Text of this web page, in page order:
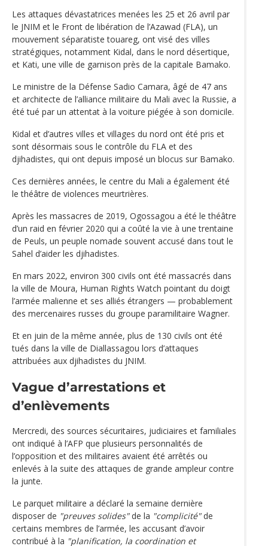
Les attaques dévastatrices menées les 25 et 26 avril par
le JNIM et le Front de libération de l’Azawad (FLA), un
mouvement séparatiste touareg, ont visé des villes
stratégiques, notamment Kidal, dans le nord désertique,
et Kati, une ville de garnison près de la capitale Bamako.
Le ministre de la Défense Sadio Camara, âgé de 47 ans
et architecte de l’alliance militaire du Mali avec la Russie, a
été tué par un attentat à la voiture piégée à son domicile.
Kidal et d’autres villes et villages du nord ont été pris et
sont désormais sous le contrôle du FLA et des
djihadistes, qui ont depuis imposé un blocus sur Bamako.
Ces dernières années, le centre du Mali a également été
le théâtre de violences meurtrières.
Après les massacres de 2019, Ogossagou a été le théâtre
d’un raid en février 2020 qui a coûté la vie à une trentaine
de Peuls, un peuple nomade souvent accusé dans tout le
Sahel d’aider les djihadistes.
En mars 2022, environ 300 civils ont été massacrés dans
la ville de Moura, Human Rights Watch pointant du doigt
l’armée malienne et ses alliés étrangers — probablement
des mercenaires russes du groupe paramilitaire Wagner.
Et en juin de la même année, plus de 130 civils ont été
tués dans la ville de Diallassagou lors d’attaques
attribuées aux djihadistes du JNIM.
Vague d’arrestations et
d’enlèvements
Mercredi, des sources sécuritaires, judiciaires et familiales
ont indiqué à l’AFP que plusieurs personnalités de
l’opposition et des militaires avaient été arrêtés ou
enlevés à la suite des attaques de grande ampleur contre
la junte.
Le parquet militaire a déclaré la semaine dernière
disposer de "preuves solides"de la "complicité"de
certains membres de l’armée, les accusant d’avoir
contribué à la "planification, la coordination et